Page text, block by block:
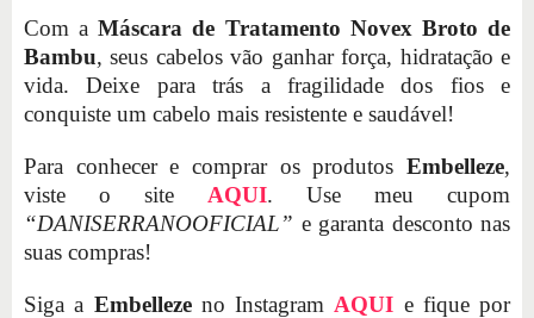
Com aMáscara de Tratamento Novex Broto de
Bambu, seus cabelos vão ganhar força, hidratação e
vida. Deixe para trás a fragilidade dos fios e
conquiste um cabelo mais resistente e saudável!
Para conhecer e comprar os produtos Embelleze,
viste o site AQUI. Use meu cupom
“DANISERRANOOFICIAL” e garanta desconto nas
suas compras!
Siga a Embellezeno Instagram AQUI e fique por